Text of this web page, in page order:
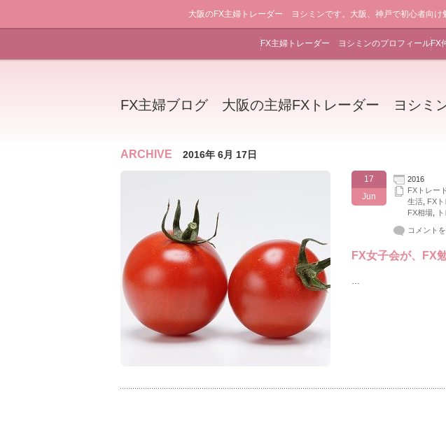
大阪のFX主婦トレーダー ヨシミンです。大阪、神戸で初心者向け
FX主婦トレーダー ヨシミンのプロフィールFX
FX主婦ブログ 大阪の主婦FXトレーダー ヨシミ
ARCHIVE 2016年 6月 17日
17
Jun
2016
FXトレー
生活 FX
FX相場
コメントを
FX女子会が、FX
…